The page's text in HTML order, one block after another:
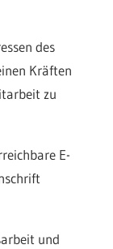
des
Kräften
zu
E-
und